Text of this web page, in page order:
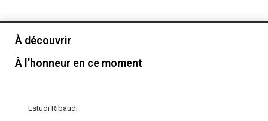
À découvrir
À l'honneur en ce moment
Estudi Ribaudi